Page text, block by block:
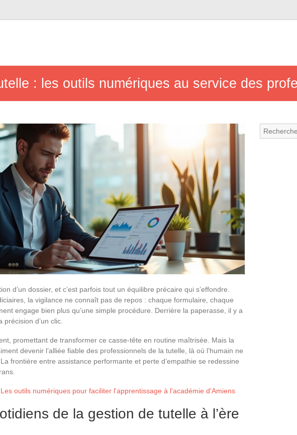
: les outils numériques au service des
d’un dossier, et c’est parfois tout un équilibre précaire qui s’effondre.
la vigilance ne connaît pas de repos : chaque formulaire, chaque
engage bien plus qu’une simple procédure. Derrière la paperasse, il y a
d’un clic.
promettant de transformer ce casse-tête en routine maîtrisée. Mais la
devenir l’alliée fiable des professionnels de la tutelle, là où l’humain ne
frontière entre assistance performante et perte d’empathie se redessine
Les outils numériques pour faciliter l'apprentissage à l'académie d'Amiens
de la gestion de tutelle à l’ère